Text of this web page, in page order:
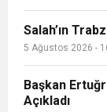
Salah’ın
5 Ağustos 2026 -
Başkan
Açıkladı